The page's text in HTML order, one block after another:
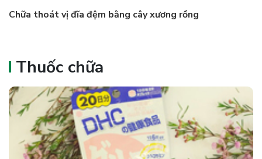
Chữa thoát vị đĩa đệm bằng cây xương rồng
Thuốc chữa